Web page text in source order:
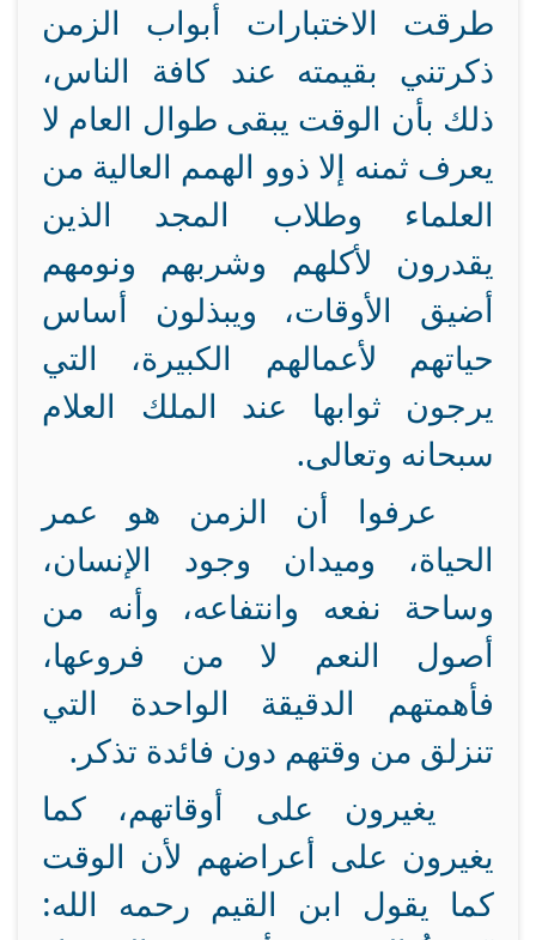
طرقت الاختبارات أبواب الزمن
ذكرتني بقيمته عند كافة الناس،
ذلك بأن الوقت يبقى طوال العام لا
يعرف ثمنه إلا ذوو الهمم العالية من
العلماء وطلاب المجد الذين
يقدرون لأكلهم وشربهم ونومهم
أضيق الأوقات، ويبذلون أساس
حياتهم لأعمالهم الكبيرة، التي
يرجون ثوابها عند الملك العلام
سبحانه وتعالى.
عرفوا أن الزمن هو عمر
الحياة، وميدان وجود الإنسان،
وساحة نفعه وانتفاعه، وأنه من
أصول النعم لا من فروعها،
فأهمتهم الدقيقة الواحدة التي
تنزلق من وقتهم دون فائدة تذكر.
يغيرون على أوقاتهم، كما
يغيرون على أعراضهم لأن الوقت
كما يقول ابن القيم رحمه الله: